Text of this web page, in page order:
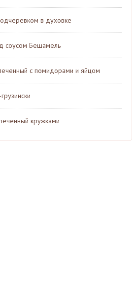
в духовке
соусом Бешамель
с помидорами и яйцом
кружками